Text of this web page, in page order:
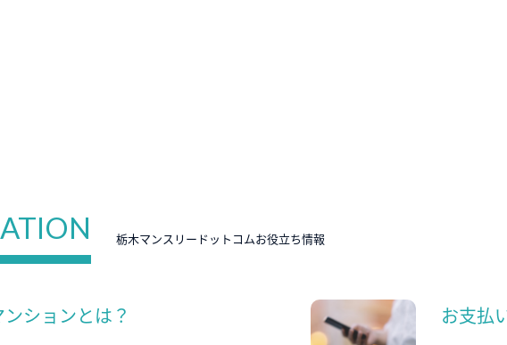
栃木マンスリードットコムお役立ち情報
ションとは？ お支払